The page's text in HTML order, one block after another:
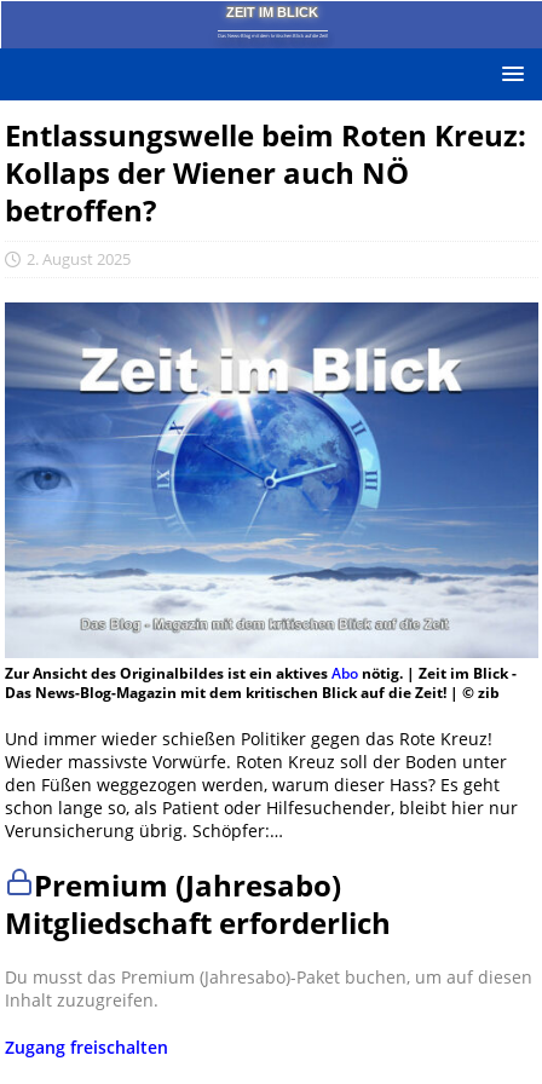
ZEIT IM BLICK
Das News-Blog mit dem kritischen Blick auf die Zeit!
Entlassungswelle beim Roten Kreuz:
Kollaps der Wiener auch NÖ
betroffen?
2. August 2025
Zur Ansicht des Originalbildes ist ein aktivesAbonötig. | Zeit im Blick -
Das News-Blog-Magazin mit dem kritischen Blick auf die Zeit! | © zib
Und immer wieder schießen Politiker gegen das Rote Kreuz!
Wieder massivste Vorwürfe. Roten Kreuz soll der Boden unter
den Füßen weggezogen werden, warum dieser Hass? Es geht
schon lange so, als Patient oder Hilfesuchender, bleibt hier nur
Verunsicherung übrig. Schöpfer:…
Premium (Jahresabo)
Mitgliedschaft erforderlich
Du musst das Premium (Jahresabo)-Paket buchen, um auf diesen
Inhalt zuzugreifen.
Zugang freischalten